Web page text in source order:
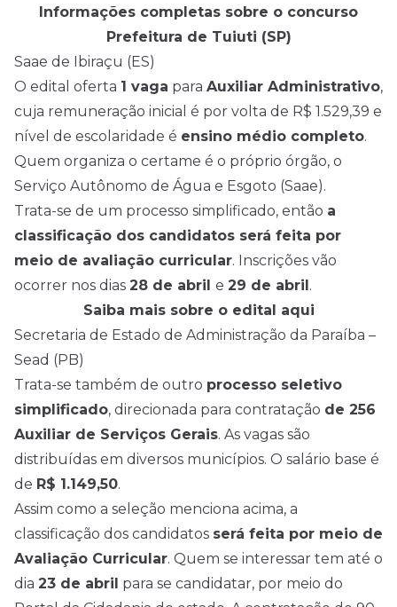
Informações completas sobre o concurso
Prefeitura de Tuiuti (SP)
Saae de Ibiraçu (ES)
O edital oferta 1 vaga para Auxiliar Administrativo,
cuja remuneração inicial é por volta de R$ 1.529,39 e
nível de escolaridade é ensino médio completo.
Quem organiza o certame é o próprio órgão, o
Serviço Autônomo de Água e Esgoto (Saae).
Trata-se de um processo simplificado, então a
classificação dos candidatos será feita por
meio de avaliação curricular. Inscrições vão
ocorrer nos dias 28 de abril e 29 de abril.
Saiba mais sobre o edital aqui
Secretaria de Estado de Administração da Paraíba –
Sead (PB)
Trata-se também de outro processo seletivo
simplificado, direcionada para contratação de 256
Auxiliar de Serviços Gerais. As vagas são
distribuídas em diversos municípios. O salário base é
de R$ 1.149,50.
Assim como a seleção menciona acima, a
classificação dos candidatos será feita por meio de
Avaliação Curricular. Quem se interessar tem até o
dia 23 de abril para se candidatar, por meio do